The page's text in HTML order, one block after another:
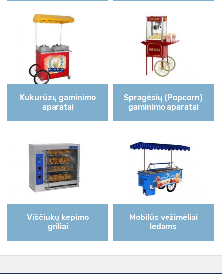
Kukurūzų gaminimo
aparatai
Spragėsių (Popcorn)
gaminimo aparatai
Viščiukų kepimo
griliai
Mobilūs vežimėliai
ledams